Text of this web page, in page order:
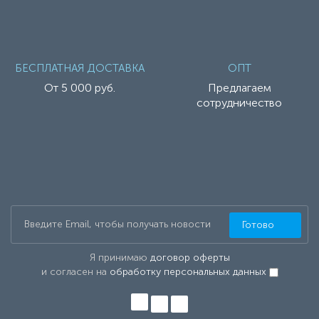
БЕСПЛАТНАЯ ДОСТАВКА
От 5 000 руб.
ОПТ
Предлагаем
сотрудничество
Я принимаю договор оферты
и согласен на обработку персональных данных
Готово